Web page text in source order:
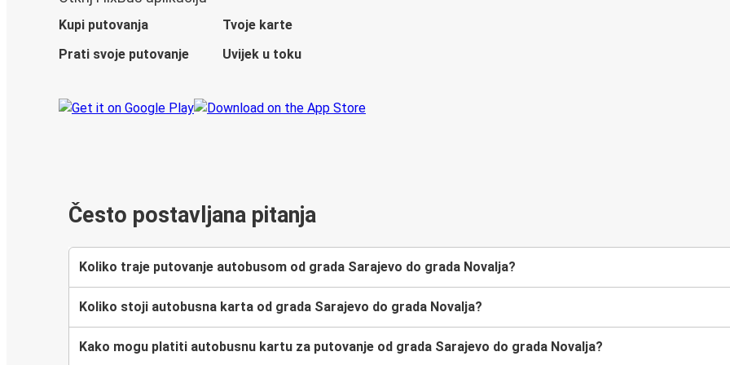
Kupi putovanja
Tvoje karte
Prati svoje putovanje
Uvijek u toku
Često postavljana pitanja
Koliko traje putovanje autobusom od grada Sarajevo do grada Novalja?
Koliko stoji autobusna karta od grada Sarajevo do grada Novalja?
Kako mogu platiti autobusnu kartu za putovanje od grada Sarajevo do grada Novalja?